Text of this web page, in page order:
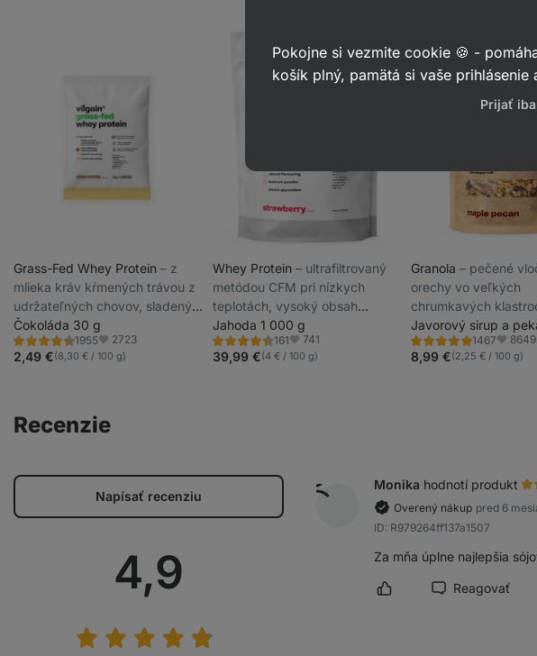
Grass-Fed Whey Protein ⁠–⁠ z
mlieka kráv kŕmených trávou z
udržateľných chovov, sladený
stéviou, ultrafiltrovaný pri
nízkych teplotách
Čokoláda 30 g
1955
Hodnotenie
4.4/5,
1955
Obľúbené
2723
2,49 €(8,30 € / 100 g)
Whey Protein ⁠–⁠ ultrafiltrovaný
metódou CFM pri nízkych
teplotách, vysoký obsah
bielkovín a BCAA, sladený
steviol-glykozidmi
Jahoda 1 000 g
161
Hodnotenie
4.5/5,
161
Obľúbené
741
39,99 €(4 € / 100 g)
Granola⁠–⁠ pečené
orechy vo veľkých
chrumkavých
spracovanie v
pre maximálnu
Javorový sirup a
1467
Hodnotenie
4.8/5,
1467
8649
8,99 €(2,25 € / 100 g)
Recenzie
Napísať recenziu
Priemerné
hodnotenie:
4,9
Monika hodnotí produkt
Overený nákup pred 6
ID: R979264ff137a1507
Za mňa úplne najlepšia
Označiť recenziu ako
Reagovať
Pokojne si vezmite cookie 🍪 -
košík plný, pamätá si vaše
Prijať